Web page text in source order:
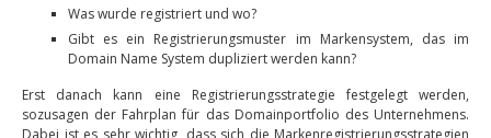
Was wurde registriert und wo?
Gibt es ein Registrierungsmuster im Markensystem, das im
Domain Name System dupliziert werden kann?
Erst danach kann eine Registrierungsstrategie festgelegt werden,
sozusagen der Fahrplan für das Domainportfolio des Unternehmens.
Dabei ist es sehr wichtig, dass sich die Markenregistrierungsstrategien